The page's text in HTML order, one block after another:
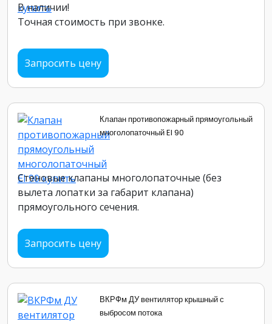
В наличии!
Точная стоимость при звонке.
Запросить цену
Клапан противопожарный прямоугольный
многолопаточный EI 90
Стеновые клапаны многолопаточные (без
вылета лопатки за габарит клапана)
прямоугольного сечения.
Запросить цену
ВКРФм ДУ вентилятор крышный с
выбросом потока